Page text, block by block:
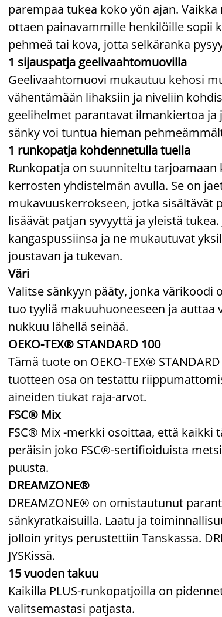
parempaa tukea koko yön ajan.
ottaen painavammille henkilöille sopii
pehmeä tai kova, jotta selkäranka
1 sijauspatja geelivaahtomuovilla
Geelivaahtomuovi mukautuu kehosi
vähentämään lihaksiin ja niveliin
geelihelmet parantavat ilmankiertoa
sänky voi tuntua hieman
1 runkopatja kohdennetulla tuella
Runkopatja on suunniteltu
kerrosten yhdistelmän avulla. Se on
mukavuuskerrokseen, jotka sisältävät
lisäävät patjan syvyyttä ja yleistä
kangaspussiinsa ja ne mukautuvat
joustavan ja tukevan.
Väri
Valitse sänkyyn pääty, jonka värikoodi
tuo tyyliä makuuhuoneeseen ja auttaa
nukkuu lähellä seinää.
OEKO-TEX® STANDARD 100
Tämä tuote on OEKO-TEX®
tuotteen osa on testattu
aineiden tiukat raja-arvot.
FSC® Mix
FSC® Mix -merkki osoittaa, että
peräisin joko FSC®-sertifioiduista
puusta.
DREAMZONE®
DREAMZONE® on omistautunut
sänkyratkaisuilla. Laatu ja
jolloin yritys perustettiin Tanskassa.
JYSKissä.
15 vuoden takuu
Kaikilla PLUS-runkopatjoilla on
valitsemastasi patjasta.